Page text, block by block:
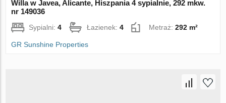
Willa w Javea, Alicante, Hiszpania 4 sypialnie, 292 mkw.
nr 149036
Sypialni:4 Łazienek:4 Metraż:292 m²
GR Sunshine Properties